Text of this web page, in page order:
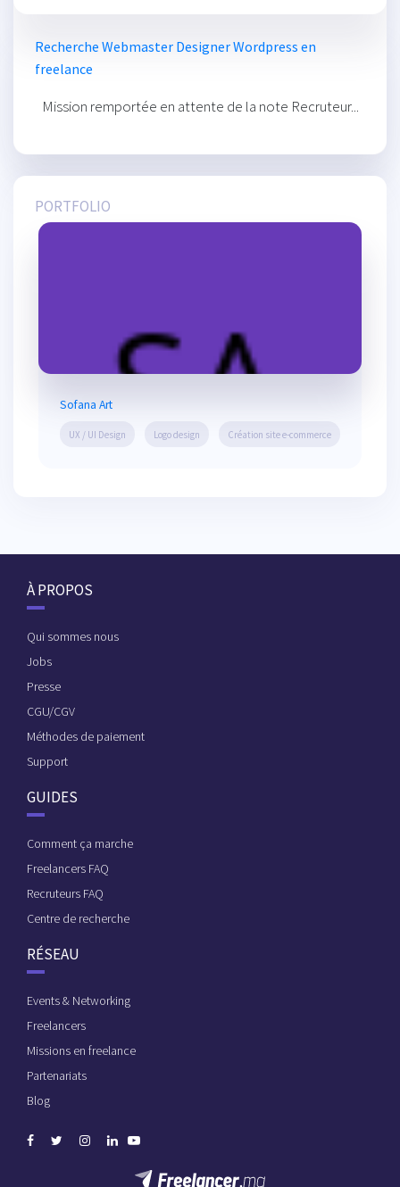
Recherche Webmaster Designer Wordpress en
freelance
Mission remportée en attente de la note Recruteur...
PORTFOLIO
Sofana Art
UX / UI Design Logo design Création site e-commerce
À PROPOS
Qui sommes nous
Jobs
Presse
CGU/CGV
Méthodes de paiement
Support
GUIDES
Comment ça marche
Freelancers FAQ
Recruteurs FAQ
Centre de recherche
RÉSEAU
Events & Networking
Freelancers
Missions en freelance
Partenariats
Blog